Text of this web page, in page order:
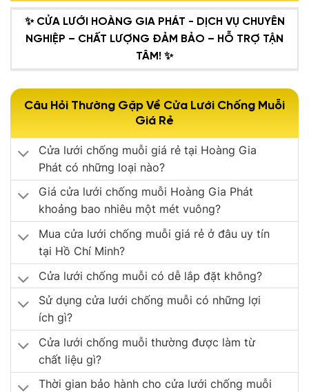
✨ CỬA LƯỚI HOÀNG GIA PHÁT - DỊCH VỤ CHUYÊN
NGHIỆP – CHẤT LƯỢNG ĐẢM BẢO – HỖ TRỢ TẬN
TÂM! ✨
Câu Hỏi Thường Gặp Về Cửa Lưới Chống Muỗi
Giá Rẻ
Cửa lưới chống muỗi giá rẻ tại Hoàng Gia
Phát có những loại nào?
Giá cửa lưới chống muỗi Hoàng Gia Phát
khoảng bao nhiêu một mét vuông?
Mua cửa lưới chống muỗi giá rẻ ở đâu uy tín
tại Hồ Chí Minh?
Cửa lưới chống muỗi có dễ lắp đặt không?
Sử dụng cửa lưới chống muỗi có những lợi
ích gì?
Cửa lưới chống muỗi thường được làm từ
chất liệu gì?
Thời gian bảo hành cho cửa lưới chống muỗi